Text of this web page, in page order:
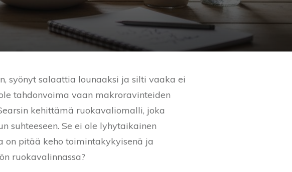
syönyt salaattia lounaaksi ja silti vaaka ei
tahdonvoima vaan makroravinteiden
kehittämä ruokavaliomalli, joka
suhteeseen. Se ei ole lyhytaikainen
on pitää keho toimintakykyisenä ja
ruokavalinnassa?